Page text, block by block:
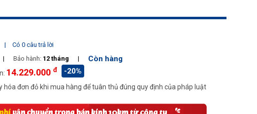
|
Có 0 câu trả lời
| Bảo hành: 12 tháng | Còn hàng
14.229.000 đ -20%
hóa đơn đỏ khi mua hàng để tuân thủ đúng quy định của pháp luật